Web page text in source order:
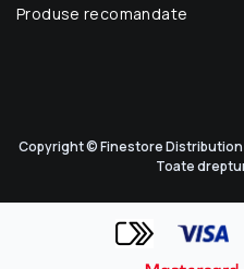
Produse recomandate
Copyright © Finestore Distribution
Toate